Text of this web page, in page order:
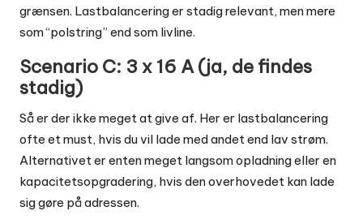
grænsen. Lastbalancering er stadig relevant, men mere
som “polstring” end som livline.
Scenario C: 3 x 16 A (ja, de findes
stadig)
Så er der ikke meget at give af. Her er lastbalancering
ofte et must, hvis du vil lade med andet end lav strøm.
Alternativet er enten meget langsom opladning eller en
kapacitetsopgradering, hvis den overhovedet kan lade
sig gøre på adressen.